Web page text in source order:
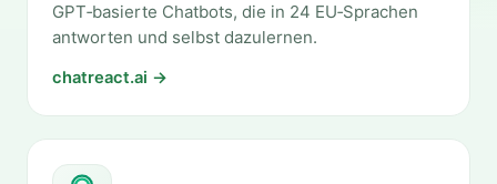
GPT‑basierte Chatbots, die in 24 EU‑Sprachen
antworten und selbst dazulernen.
chatreact.ai →